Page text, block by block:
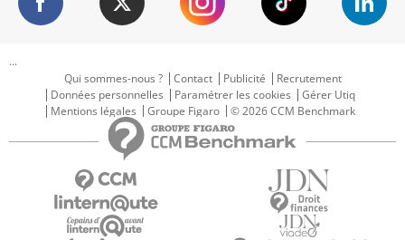
...
Qui sommes-nous ?
Contact Publicité
Recrutement
Données personnelles
Paramétrer les cookies
Gérer Utiq
Mentions légales
Groupe Figaro © 2026 CCM Benchmark